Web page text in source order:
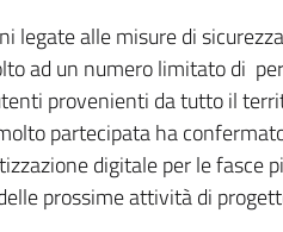
legate alle misure di
ad un numero limitato di
provenienti da tutto il
partecipata ha
digitale per le fasce
prossime attività di